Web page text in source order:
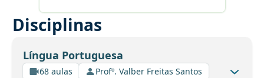
Disciplinas
Língua Portuguesa
68 aulas
Profº. Valber Freitas Santos